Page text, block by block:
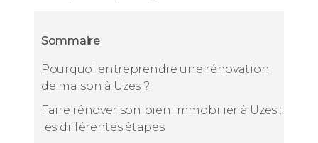
Sommaire
Pourquoi entreprendre une rénovation
de maison à Uzes ?
Faire rénover son bien immobilier à Uzes :
les différentes étapes